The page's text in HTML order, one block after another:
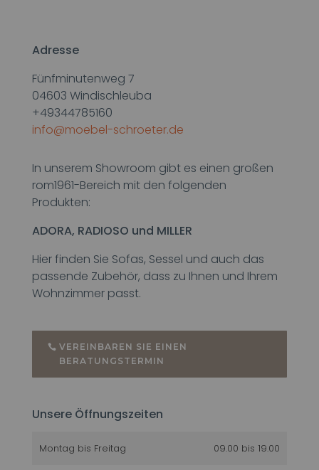
Adresse
Fünfminutenweg 7
04603 Windischleuba
+49344785160
info@moebel-schroeter.de
In unserem Showroom gibt es einen großen
rom1961-Bereich mit den folgenden
Produkten:
ADORA, RADIOSO und MILLER
Hier finden Sie Sofas, Sessel und auch das
passende Zubehör, dass zu Ihnen und Ihrem
Wohnzimmer passt.
VEREINBAREN SIE EINEN
BERATUNGSTERMIN
Unsere Öffnungszeiten
Montag bis Freitag 09.00 bis 19.00